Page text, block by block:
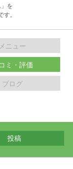
を
。
メニュー
ミ・評価
ブログ
投稿